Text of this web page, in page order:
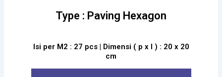
Type : Paving Hexagon
Isi per M2 : 27 pcs | Dimensi ( p x l ) : 20 x 20
cm